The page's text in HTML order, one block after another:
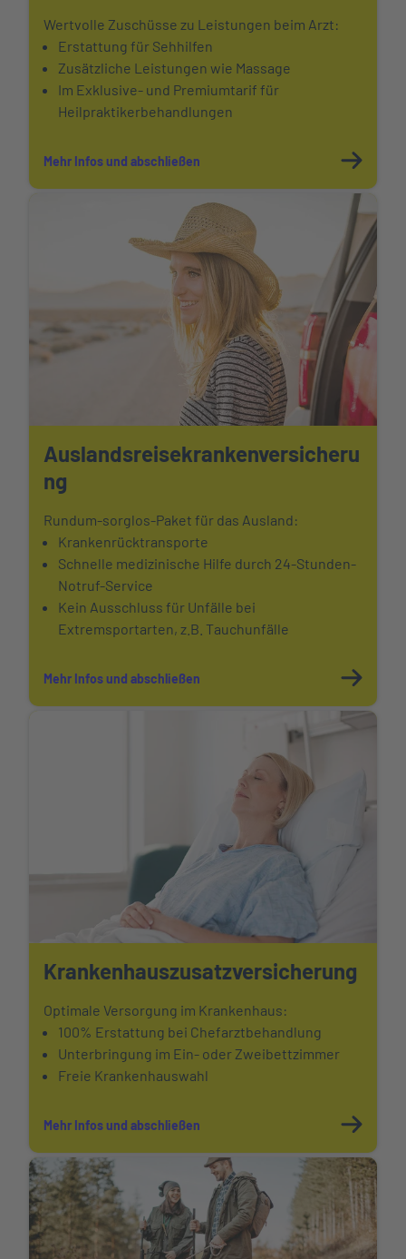
Wertvolle Zuschüsse zu Leistungen beim Arzt:
Erstattung für Sehhilfen
Zusätzliche Leistungen wie Massage
Im Exklusive- und Premiumtarif für
Heilpraktikerbehandlungen
Mehr Infos und abschließen
Auslandsreisekrankenversicheru
ng
Rundum-sorglos-Paket für das Ausland:
Krankenrücktransporte
Schnelle medizinische Hilfe durch 24-Stunden-
Notruf-Service
Kein Ausschluss für Unfälle bei
Extremsportarten, z.B. Tauchunfälle
Mehr Infos und abschließen
Krankenhauszusatzversicherung
Optimale Versorgung im Krankenhaus:
100% Erstattung bei Chefarztbehandlung
Unterbringung im Ein- oder Zweibettzimmer
Freie Krankenhauswahl
Mehr Infos und abschließen